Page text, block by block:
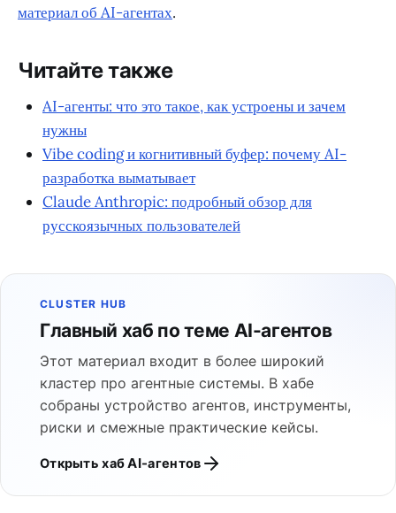
материал об AI-агентах.
Читайте также
AI-агенты: что это такое, как устроены и зачем
нужны
Vibe coding и когнитивный буфер: почему AI-
разработка выматывает
Claude Anthropic: подробный обзор для
русскоязычных пользователей
CLUSTER HUB
Главный хаб по теме AI-агентов
Этот материал входит в более широкий
кластер про агентные системы. В хабе
собраны устройство агентов, инструменты,
риски и смежные практические кейсы.
Открыть хаб AI-агентов